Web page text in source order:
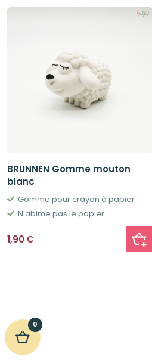
BRUNNEN Gomme mouton
blanc
Gomme pour crayon à papier
N'abime pas le papier
1,90€
0